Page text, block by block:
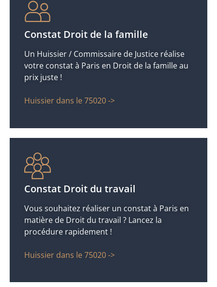
Constat Droit de la famille
Un Huissier / Commissaire de Justice réalise
votre constat à Paris en Droit de la famille au
prix juste !
Huissier dans le 75020 ->
Constat Droit du travail
Vous souhaitez réaliser un constat à Paris en
matière de Droit du travail ? Lancez la
procédure rapidement !
Huissier dans le 75020 ->